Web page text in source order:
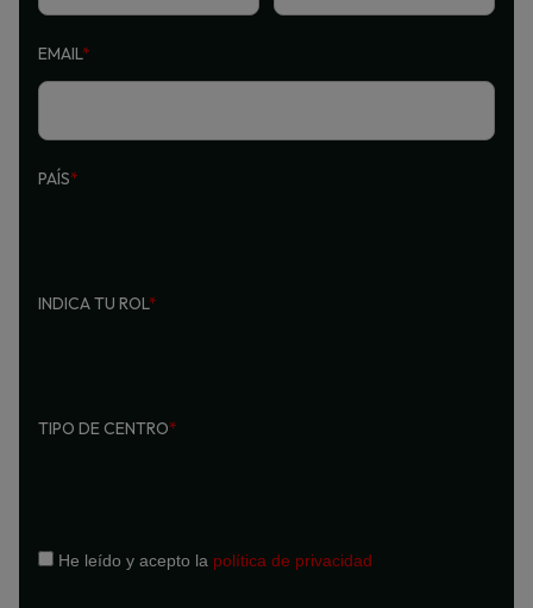
EMAIL*
PAÍS*
INDICA TU ROL*
TIPO DE CENTRO*
He leído y acepto la política de privacidad